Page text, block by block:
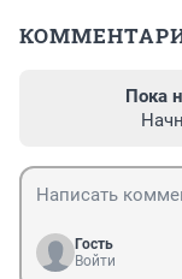
Пока
Гость
Войти